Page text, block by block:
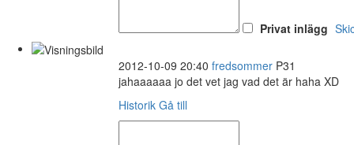
Privat inlägg
2012-10-09 20:40 fredsommer P31
jahaaaaaa jo det vet jag vad det är haha XD
Historik Gå till